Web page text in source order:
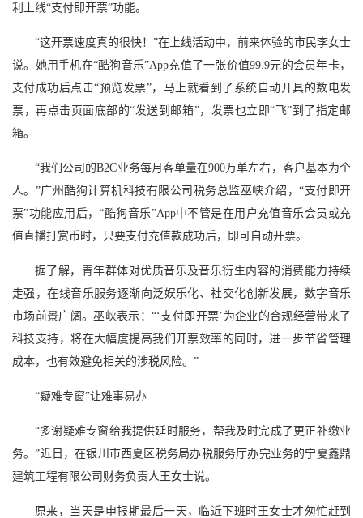
利上线“支付即开票”功能。
“这开票速度真的很快！”在上线活动中，前来体验的市民李女士
说。她用手机在“酷狗音乐”App充值了一张价值99.9元的会员年卡，
支付成功后点击“预览发票”，马上就看到了系统自动开具的数电发
票，再点击页面底部的“发送到邮箱”，发票也立即“飞”到了指定邮
箱。
“我们公司的B2C业务每月客单量在900万单左右，客户基本为个
人。”广州酷狗计算机科技有限公司税务总监巫峡介绍，“支付即开
票”功能应用后，“酷狗音乐”App中不管是在用户充值音乐会员或充
值直播打赏币时，只要支付充值款成功后，即可自动开票。
据了解，青年群体对优质音乐及音乐衍生内容的消费能力持续
走强，在线音乐服务逐渐向泛娱乐化、社交化创新发展，数字音乐
市场前景广阔。巫峡表示：“‘支付即开票’为企业的合规经营带来了
科技支持，将在大幅度提高我们开票效率的同时，进一步节省管理
成本，也有效避免相关的涉税风险。”
“疑难专窗”让难事易办
“多谢疑难专窗给我提供延时服务，帮我及时完成了更正补缴业
务。”近日，在银川市西夏区税务局办税服务厅办完业务的宁夏鑫鼎
建筑工程有限公司财务负责人王女士说。
原来，当天是申报期最后一天，临近下班时王女士才匆忙赶到